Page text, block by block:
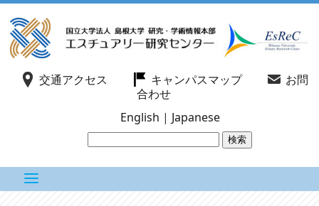
交通アクセス キャンパスマップ
お問
合わせ
English | Japanese